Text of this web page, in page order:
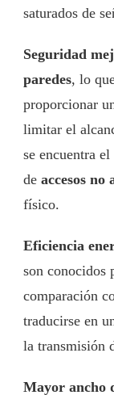
saturados de
Seguridad
paredes, lo
proporcionar
limitar el
se encuentra
de accesos no
físico.
Eficiencia
son conocidos
comparación
traducirse en
la transmisión
Mayor ancho